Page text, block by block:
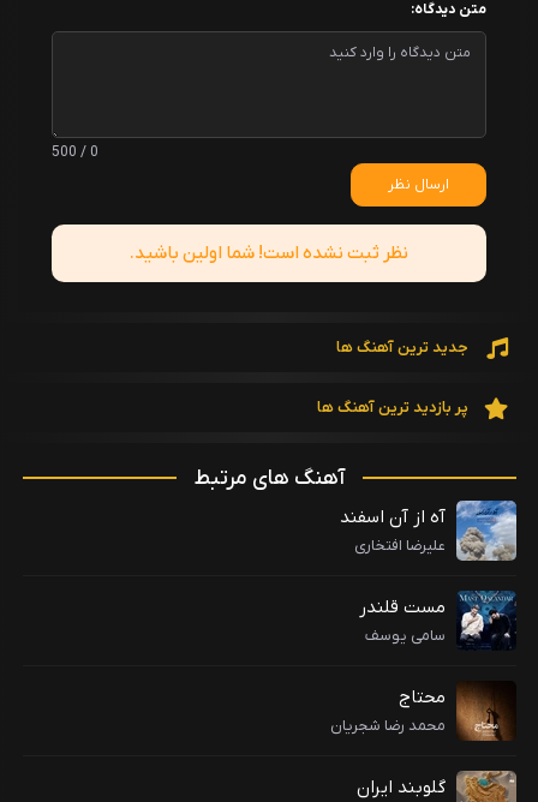
متن دیدگاه:
0 / 500
ارسال نظر
نظر ثبت نشده است! شما اولین باشید.
جدید ترین آهنگ ها
پر بازدید ترین آهنگ ها
آهنگ های مرتبط
آه از آن اسفند
علیرضا افتخاری
مست قلندر
سامی یوسف
محتاج
محمد رضا شجریان
گلوبند ایران